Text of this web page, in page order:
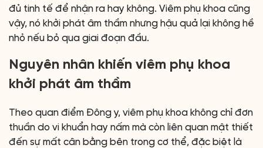
đủ tinh tế để nhận ra hay không. Viêm phụ khoa cũng
vậy, nó khởi phát âm thầm nhưng hậu quả lại không hề
nhỏ nếu bỏ qua giai đoạn đầu.
Nguyên nhân khiến viêm phụ khoa
khởi phát âm thầm
Theo quan điểm Đông y, viêm phụ khoa không chỉ đơn
thuần do vi khuẩn hay nấm mà còn liên quan mật thiết
đến sự mất cân bằng bên trong cơ thể, đặc biệt là